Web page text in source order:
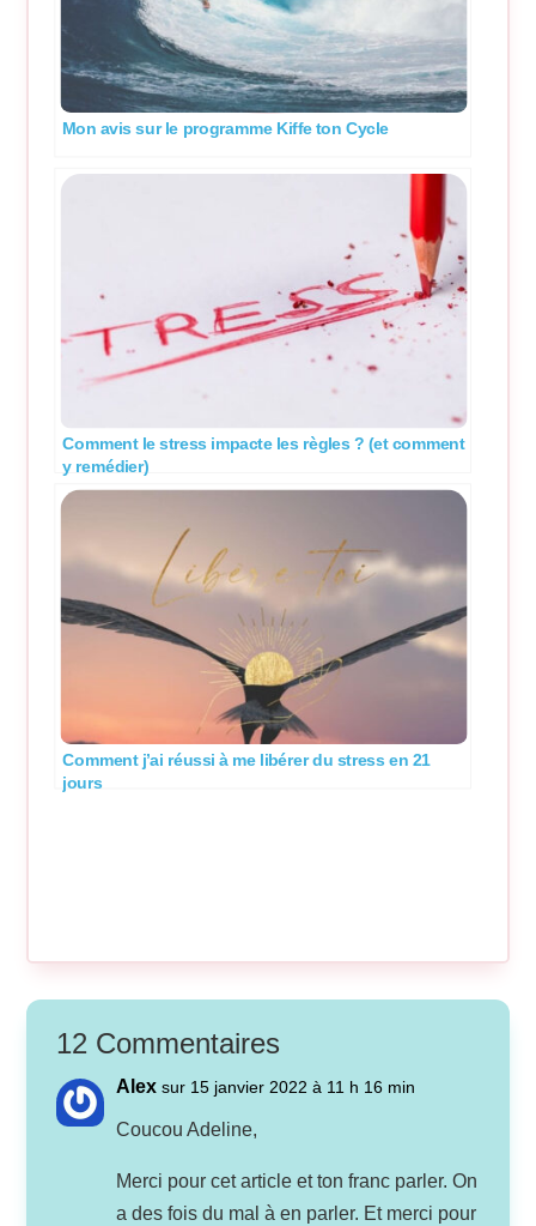
Mon avis sur le programme Kiffe ton Cycle
Comment le stress impacte les règles ? (et comment
y remédier)
Comment j’ai réussi à me libérer du stress en 21
jours
12 Commentaires
Alex sur 15 janvier 2022 à 11 h 16 min
Coucou Adeline,
Merci pour cet article et ton franc parler. On
a des fois du mal à en parler. Et merci pour